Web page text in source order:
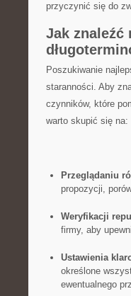
przyczynić się do
Jak znaleźć
Poszukiwanie
staranności. Aby
czynników, które
warto‌ skupić się na:
Przeglądaniu
propozycji,⁢
Weryfikacji
firmy,‌ aby⁣
Ustawienia
określone
⁣ewentualnego